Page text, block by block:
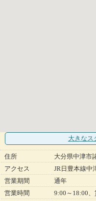
大きなス
住所
大分県中津市
アクセス
JR日豊本線中
営業期間
通年
営業時間
9:00～18:00